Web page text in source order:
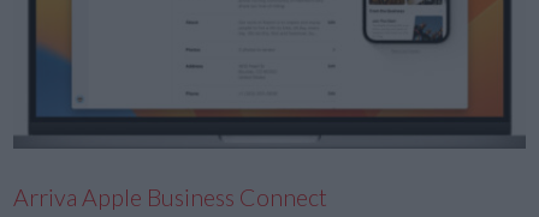
Arriva Apple Business Connect